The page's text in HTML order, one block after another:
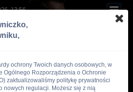
13:56
ochrony Twoich danych osobowych, w
Ogólnego Rozporządzenia o Ochronie
zaktualizowaliśmy politykę prywatności
nowych regulacji. Możesz się z nią